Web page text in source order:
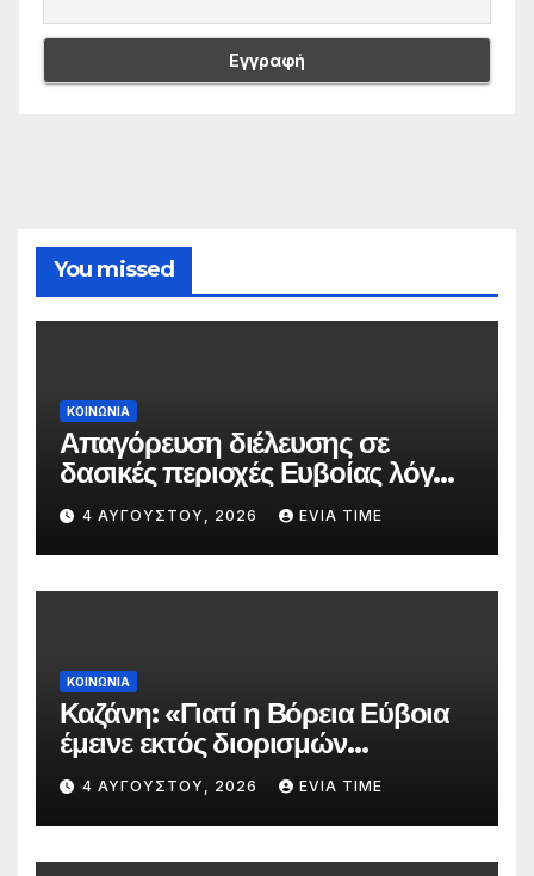
You missed
ΚΟΙΝΩΝΙΑ
Απαγόρευση διέλευσης σε
δασικές περιοχές Ευβοίας λόγω
πολύ υψηλού κινδύνου
πυρκαγιάς
4 ΑΥΓΟΎΣΤΟΥ, 2026 EVIA TIME
ΚΟΙΝΩΝΙΑ
Καζάνη: «Γιατί η Βόρεια Εύβοια
έμεινε εκτός διορισμών
δασκάλων;»
4 ΑΥΓΟΎΣΤΟΥ, 2026 EVIA TIME